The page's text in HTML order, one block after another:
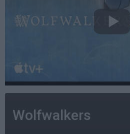
Wolfwalkers